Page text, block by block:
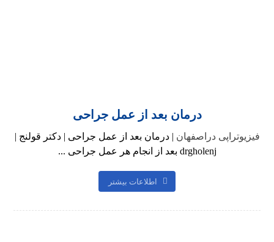
درمان بعد از عمل جراحی
فیزیوتراپی دراصفهان | درمان بعد از عمل جراحی | دکتر قولنج |
drgholenj بعد از انجام هر عمل جراحی ...
اطلاعات بیشتر